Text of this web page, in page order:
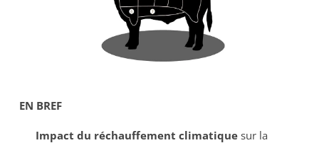
EN BREF
Impact du réchauffement climatiquesur la